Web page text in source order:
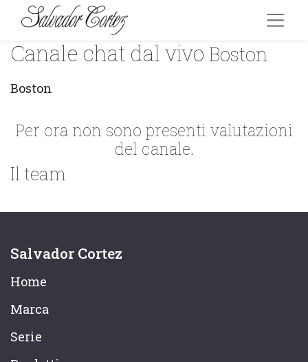
Canale chat dal vivo Boston
Boston
Per ora non sono presenti valutazioni
del canale.
Il team
Salvador Cortez
Home
Marca
Serie